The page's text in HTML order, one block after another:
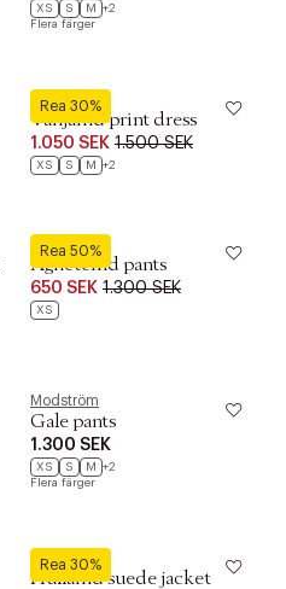
XS S M
+2
Flera färger
Rea 30%
Modström
Vanjamd print dress
1.050 SEK 1.500 SEK
XS S M +2
Rea 50%
Modström
Agnetemd pants
650 SEK 1.300 SEK
XS
Modström
Gale pants
1.300 SEK
XS S M
+2
Flera färger
Rea 30%
Modström
Hullamd suede jacket